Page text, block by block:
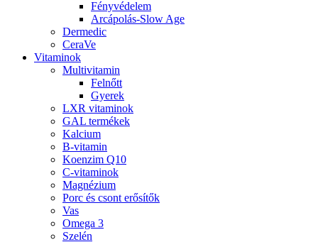
Fényvédelem
Arcápolás-Slow Age
Dermedic
CeraVe
Vitaminok
Multivitamin
Felnőtt
Gyerek
LXR vitaminok
GAL termékek
Kalcium
B-vitamin
Koenzim Q10
C-vitaminok
Magnézium
Porc és csont erősítők
Vas
Omega 3
Szelén